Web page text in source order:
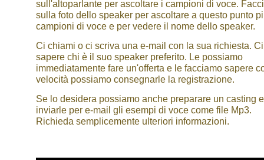
sull'altoparlante per ascoltare i campioni di voce.
sulla foto dello speaker per ascoltare a questo punto
campioni di voce e per vedere il nome dello speaker.
Ci chiami o ci scriva una e-mail con la sua richiesta.
sapere chi è il suo speaker preferito. Le possiamo
immediatamente fare un'offerta e le facciamo sapere
velocità possiamo consegnarle la registrazione.
Se lo desidera possiamo anche preparare un casting e
inviarle per e-mail gli esempi di voce come file Mp3.
Richieda semplicemente ulteriori informazioni.